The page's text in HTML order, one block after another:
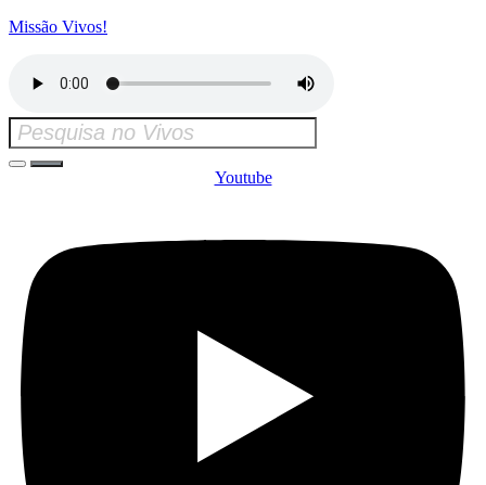
Missão Vivos!
Youtube